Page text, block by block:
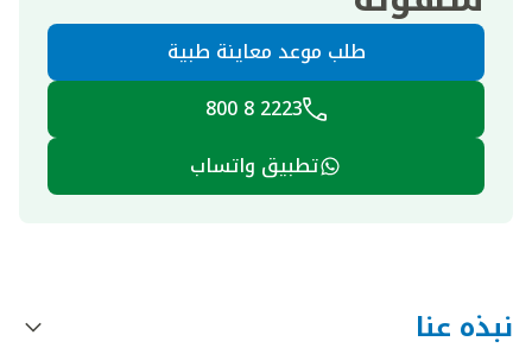
طلب موعد معاينة طبية
2223 8 800
تطبيق واتساب
نبذه عنا